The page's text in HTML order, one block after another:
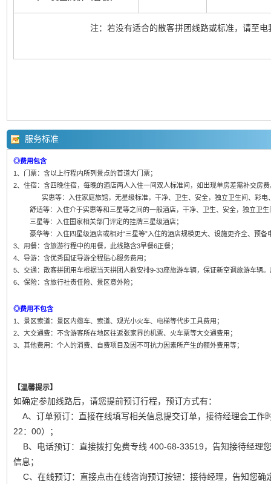
注：若没有适合的散客拼团线路或标准，请至电
服务标准
◎费用包含
1、门票：含以上行程内所列景点的首道大门票；
2、住宿：含四晚住宿，每晚的酒店两人入住一间双人标准间，如出现单房差需补交房
实惠等：入住家庭旅馆，无星级标准，干净、卫生、安全，独立卫生间、彩电
舒适等：入住介于实惠等和三星等之间的一般酒店，干净、卫生、安全，独立卫生
三星等：入住国家相关部门评定的挂牌三星级酒店；
豪华等：入住四星级酒店或相对“三星等”入住的酒店规模更大、设施更齐全、预备
3、用餐：含旅游行程中的用餐，此线路含3早餐6正餐；
4、导游：含优秀国证导游全程贴心服务费用；
5、交通：散客拼团用车根据当天拼团人数安排9-33座旅游车辆，保证新空调旅游车辆
6、保险：含旅行社责任险、景区意外险；
◎费用不包含
1、景区索道：景区内缆车、索道、观光小火车、电梯等代步工具费用；
2、大交通费：不含游客所在地区往返张家界的机票、火车票等大交通费用；
3、其他费用：个人的消费、自费项目及因不可抗力因素所产生的额外费用等；
【温馨提示】
如确定参加线路后，请您提前预订行程，预订方式有：
A、订单预订：直接在线填写相关信息提交订单，接待经理会工作
22：00）；
B、电话预订：直接拨打免费专线 400-68-33519，告知接待经理
信息；
C、在线预订：直接点击在线咨询预订按钮：接待经理，告知您确